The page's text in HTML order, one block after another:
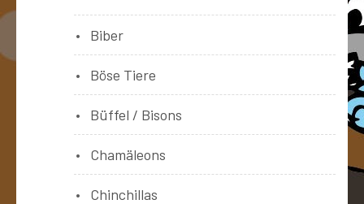
Biber
Böse Tiere
Büffel / Bisons
Chamäleons
Chinchillas